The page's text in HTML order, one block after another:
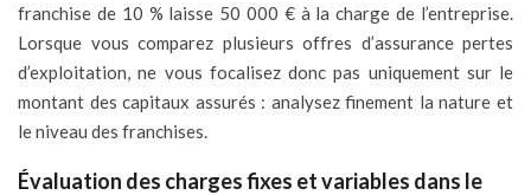
franchise de 10 % laisse 50 000 € à la charge de l’entreprise.
Lorsque vous comparez plusieurs offres d’assurance pertes
d’exploitation, ne vous focalisez donc pas uniquement sur le
montant des capitaux assurés : analysez finement la nature et
le niveau des franchises.
Évaluation des charges fixes et variables dans le